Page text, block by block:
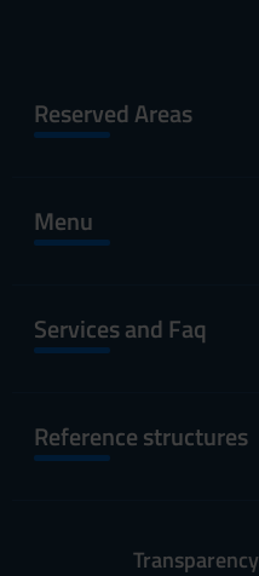
Reserved Areas
Menu
Services and Faq
Reference structures
Transparency